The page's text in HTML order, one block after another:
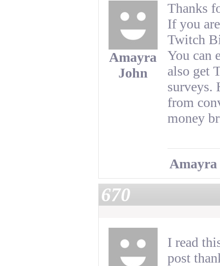
Amayra
John
Thanks
If you
Twitch
You can
also get
surveys.
from
money
Amayra
670
I read
post